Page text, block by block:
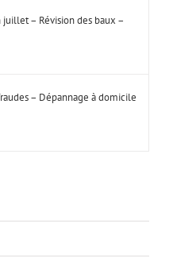
– Révision des baux –
– Dépannage à domicile